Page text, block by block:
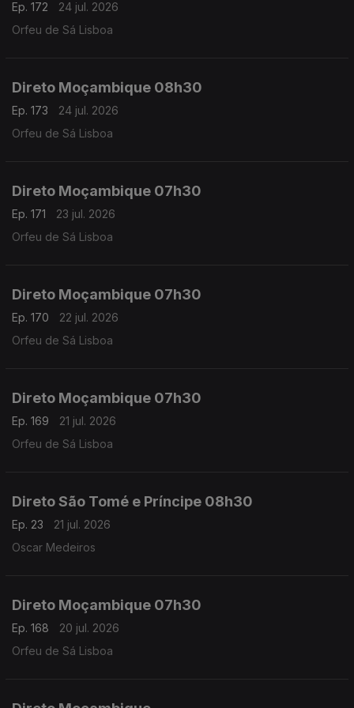
Ep. 172
24 jul. 2026
Orfeu de Sá Lisboa
Direto Moçambique 08h30
Ep. 173
24 jul. 2026
Orfeu de Sá Lisboa
Direto Moçambique 07h30
Ep. 171
23 jul. 2026
Orfeu de Sá Lisboa
Direto Moçambique 07h30
Ep. 170
22 jul. 2026
Orfeu de Sá Lisboa
Direto Moçambique 07h30
Ep. 169
21 jul. 2026
Orfeu de Sá Lisboa
Direto São Tomé e Príncipe 08h30
Ep. 23
21 jul. 2026
Oscar Medeiros
Direto Moçambique 07h30
Ep. 168
20 jul. 2026
Orfeu de Sá Lisboa